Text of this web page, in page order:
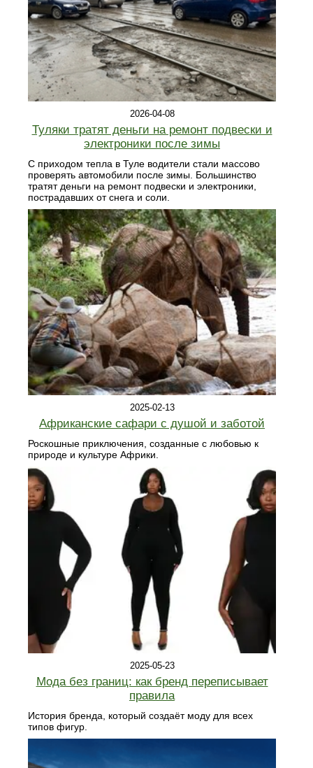
2026-04-08
Туляки тратят деньги на ремонт подвески и
электроники после зимы
С приходом тепла в Туле водители стали массово
проверять автомобили после зимы. Большинство
тратят деньги на ремонт подвески и электроники,
пострадавших от снега и соли.
2025-02-13
Африканские сафари с душой и заботой
Роскошные приключения, созданные с любовью к
природе и культуре Африки.
2025-05-23
Мода без границ: как бренд переписывает
правила
История бренда, который создаёт моду для всех
типов фигур.